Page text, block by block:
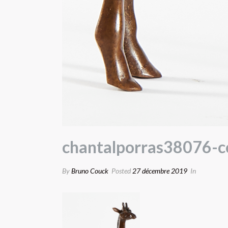
chantalporras38076-
ByBruno Couck Posted27 décembre 2019 In